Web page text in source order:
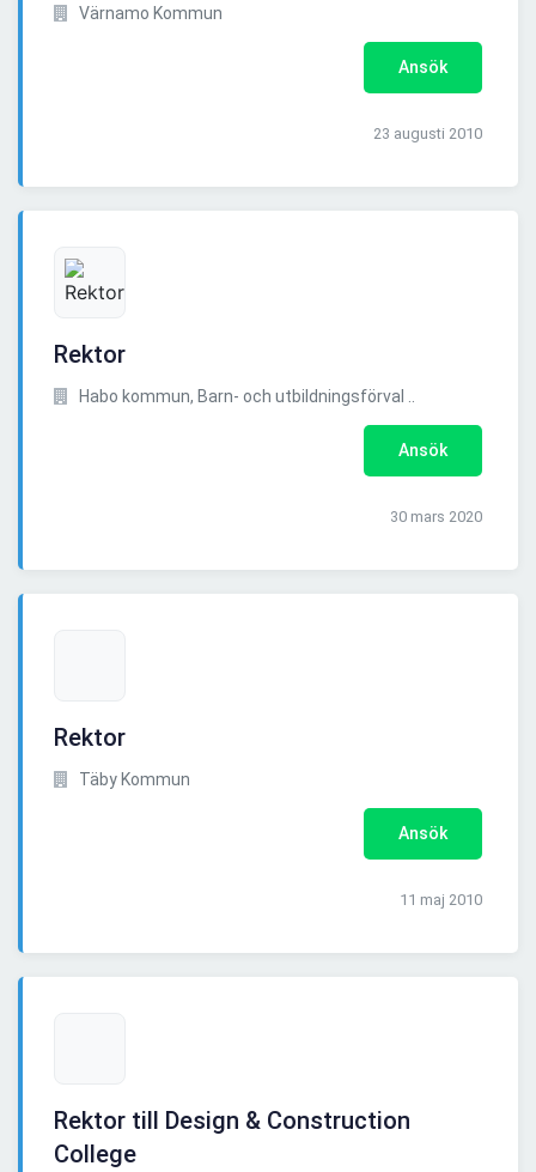
Värnamo Kommun
Ansök
23 augusti 2010
Rektor
Habo kommun, Barn- och utbildningsförval ..
Ansök
30 mars 2020
Rektor
Täby Kommun
Ansök
11 maj 2010
Rektor till Design & Construction
College